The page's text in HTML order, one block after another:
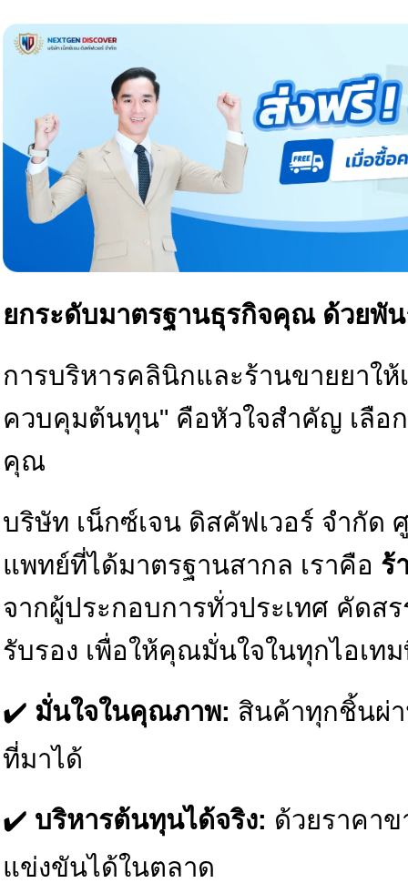
ยกระดับมาตรฐานธุรกิจคุณ ด้วยพั
การบริหารคลินิกและร้านขายยาใ
ควบคุมต้นทุน" คือหัวใจสำคัญ เลือ
คุณ
บริษัท เน็กซ์เจน ดิสคัฟเวอร์ จำกั
แพทย์ที่ได้มาตรฐานสากล เราคือ ร้
จากผู้ประกอบการทั่วประเทศ คัด
รับรอง เพื่อให้คุณมั่นใจในทุกไอเท
✔️ มั่นใจในคุณภาพ: สินค้าทุกชิ้นผ่
ที่มาได้
✔️ บริหารต้นทุนได้จริง: ด้วยราคา
แข่งขันได้ในตลาด